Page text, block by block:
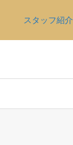
スタッフ紹介